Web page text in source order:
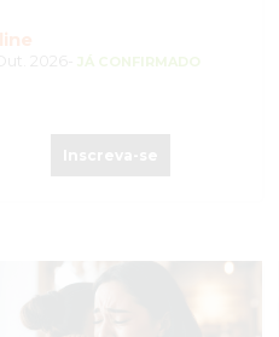
2026-JÁ CONFIRMADO